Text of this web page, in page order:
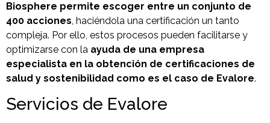
Biosphere permite escoger entre un conjunto de
400 acciones, haciéndola una certificación un tanto
compleja. Por ello, estos procesos pueden facilitarse y
optimizarse con la ayuda de una empresa
especialista en la obtención de certificaciones de
salud y sostenibilidad como es el caso de Evalore.
Servicios de Evalore